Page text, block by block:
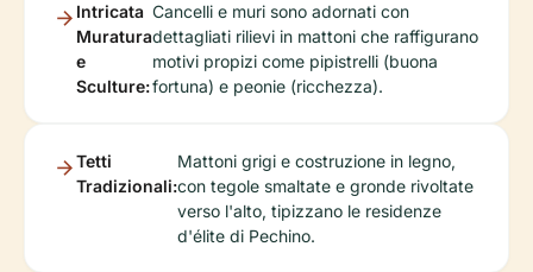
Intricata
Muratura
e
Sculture:
Cancelli e muri sono adornati con
dettagliati rilievi in mattoni che raffigurano
motivi propizi come pipistrelli (buona
fortuna) e peonie (ricchezza).
Tetti
Tradizionali:
Mattoni grigi e costruzione in legno,
con tegole smaltate e gronde rivoltate
verso l'alto, tipizzano le residenze
d'élite di Pechino.